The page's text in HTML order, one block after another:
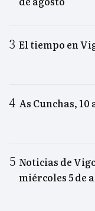
El tiempo en
As Cunchas,
Noticias de
miércoles 5 de